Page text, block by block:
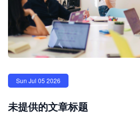
Sun Jul 05 2026
未提供的文章标题